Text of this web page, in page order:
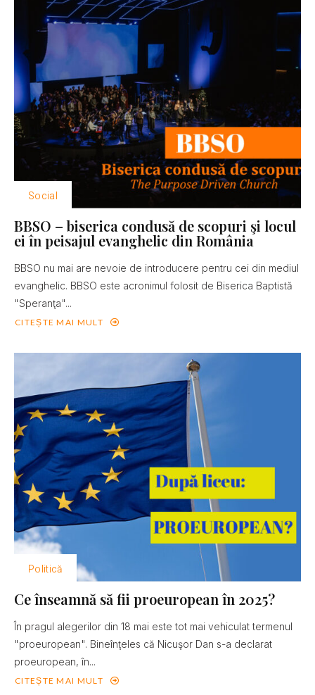
Social
BBSO – biserica condusă de scopuri şi locul
ei în peisajul evanghelic din România
BBSO nu mai are nevoie de introducere pentru cei din mediul
evanghelic. BBSO este acronimul folosit de Biserica Baptistă
"Speranţa"...
CITEȘTE MAI MULT
Politică
Ce înseamnă să fii proeuropean în 2025?
În pragul alegerilor din 18 mai este tot mai vehiculat termenul
"proeuropean". Bineînţeles că Nicuşor Dan s-a declarat
proeuropean, în...
CITEȘTE MAI MULT